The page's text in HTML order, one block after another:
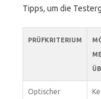
Tipps, um die
PRÜFKRITERIUM
Optischer